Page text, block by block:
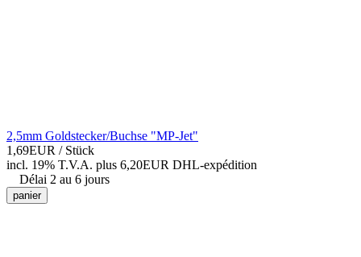
2,5mm Goldstecker/Buchse "MP-Jet"
1,69EUR / Stück
incl. 19% T.V.A. plus 6,20EUR DHL-expédition
Délai 2 au 6 jours
panier